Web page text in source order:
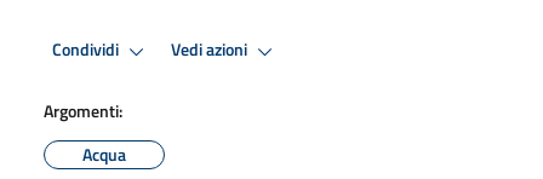
Condividi Vedi azioni
Argomenti:
Acqua